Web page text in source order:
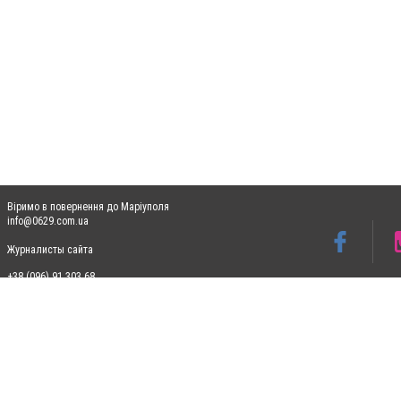
Віримо в повернення до Маріуполя
info@0629.com.ua
Журналисты сайта
+38 (096) 91 303 68